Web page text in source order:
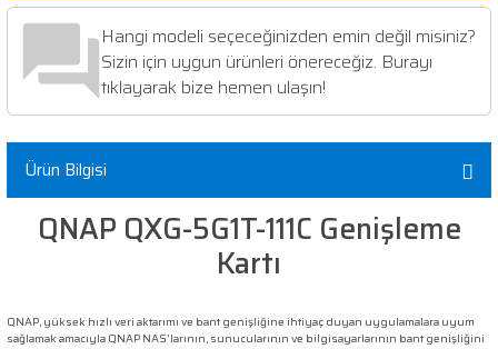
Hangi modeli seçeceğinizden emin değil misiniz?
Sizin için uygun ürünleri önereceğiz. Burayı
tıklayarak bize hemen ulaşın!
Ürün Bilgisi
QNAP QXG-5G1T-111C Genişleme
Kartı
QNAP, yüksek hızlı veri aktarımı ve bant genişliğine ihtiyaç duyan uygulamalara uyum
sağlamak amacıyla QNAP NAS'larının, sunucularının ve bilgisayarlarının bant genişliğini